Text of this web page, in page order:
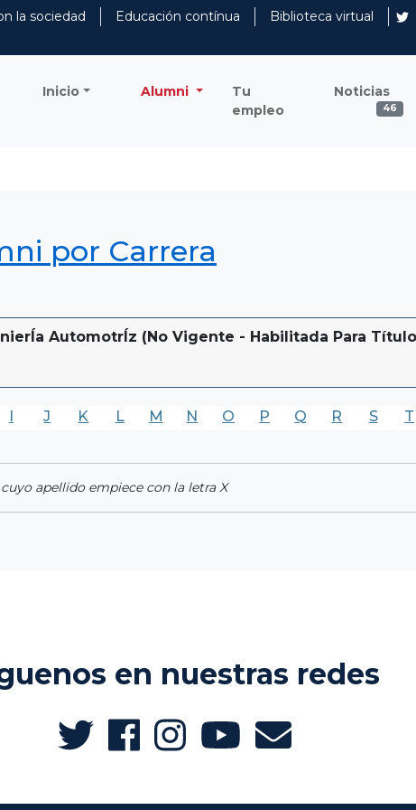
la sociedad Educación contínua
Biblioteca virtual
Inicio Alumni
Tu
empleo
Noticias
46
por Carrera
AutomotrÍz (No Vigente - Habilitada Para
I J K L M N O P Q R S T
apellido empiece con la letra X
en nuestras redes